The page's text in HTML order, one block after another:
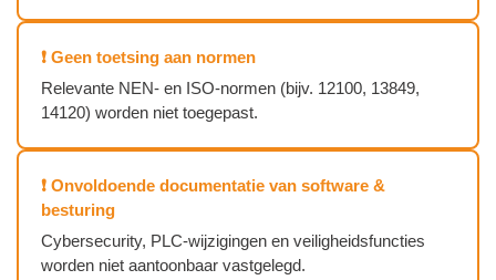
❗ Geen toetsing aan normen
Relevante NEN‑ en ISO‑normen (bijv. 12100, 13849,
14120) worden niet toegepast.
❗ Onvoldoende documentatie van software &
besturing
Cybersecurity, PLC‑wijzigingen en veiligheidsfuncties
worden niet aantoonbaar vastgelegd.